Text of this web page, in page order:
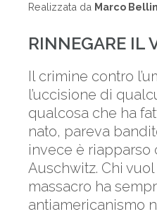
Realizzata da Marco
RINNEGARE IL
Il crimine contro
l’uccisione di
qualcosa che ha
nato, pareva
invece è riapparso
Auschwitz. Chi
massacro ha
antiamericanismo